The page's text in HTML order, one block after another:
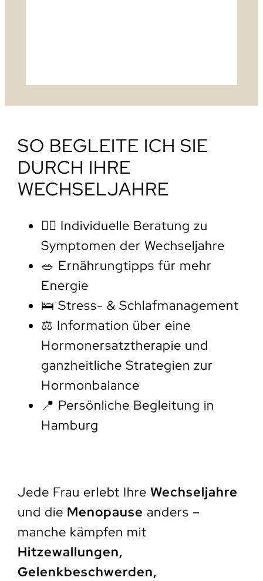
SO BEGLEITE ICH SIE
DURCH IHRE
WECHSELJAHRE
🧘‍♀️ Individuelle Beratung zu
Symptomen der Wechseljahre
🥗 Ernährungtipps für mehr
Energie
🛌 Stress- & Schlafmanagement
⚖️ Information über eine
Hormonersatztherapie und
ganzheitliche Strategien zur
Hormonbalance
📍 Persönliche Begleitung in
Hamburg
Jede Frau erlebt IhreWechseljahre
und die Menopause anders –
manche kämpfen mit
Hitzewallungen,
Gelenkbeschwerden,